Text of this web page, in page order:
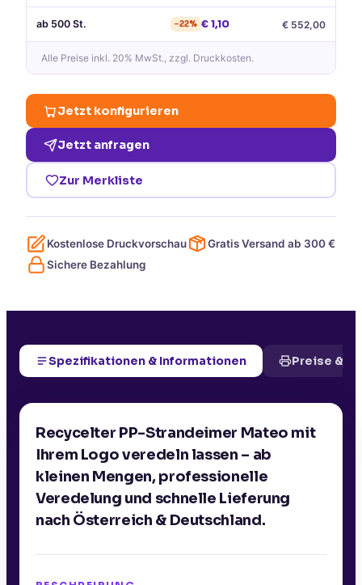
ab 500 St. −22% €1,10 € 552,00
Alle Preise inkl. 20% MwSt., zzgl. Druckkosten.
Jetzt konfigurieren
Jetzt anfragen
Zur Merkliste
Kostenlose Druckvorschau Gratis Versand ab 300€
Sichere Bezahlung
Spezifikationen & Informationen Preise &
Recycelter PP-Strandeimer Mateo mit
Ihrem Logo veredeln lassen – ab
kleinen Mengen, professionelle
Veredelung und schnelle Lieferung
nach Österreich & Deutschland.